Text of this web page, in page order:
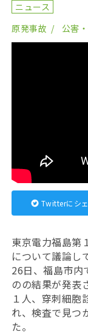
ニュース
原発事故
公害
Twitterにシ
東京電力福島第
について議論し
26日、福島市内
のの結果が発表
１人、穿刺細胞
れ、検査で見つ
た。